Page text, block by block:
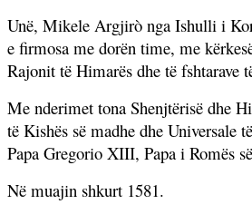
Unë, Mikele Argjirò nga Ishulli i
e firmosa me dorën time, me
Rajonit të Himarës dhe të fshtarave
Me nderimet tona Shenjtërisë dhe
të Kishës së madhe dhe Universale
Papa Gregorio XIII, Papa i Romës
Në muajin shkurt 1581.